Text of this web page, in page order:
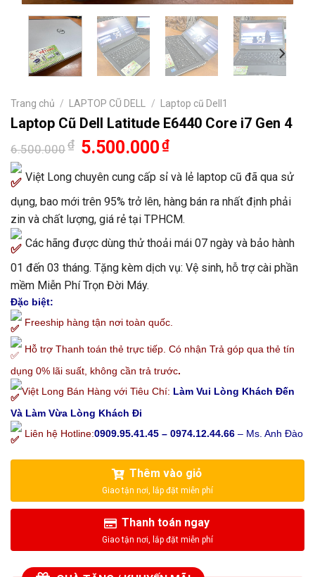
Trang chủ / LAPTOP CŨ DELL / Laptop cũ Dell1
Laptop Cũ Dell Latitude E6440 Core i7 Gen 4
6.500.000₫ Giá
gốc
6.500.000₫.
5.500.000₫Giá
là:
Việt Long chuyên cung cấp sỉ và lẻ laptop cũ đã qua sử
dụng, bao mới trên 95% trở lên, hàng bán ra nhất định phải
zin và chất lượng, giá rẻ tại TPHCM.
Các hãng được dùng thử thoải mái 07 ngày và bảo hành
01 đến 03 tháng. Tặng kèm dịch vụ: Vệ sinh, hỗ trợ cài phần
mềm Miễn Phí Trọn Đời Máy.
Đặc biệt:
Freeship hàng tận nơi toàn quốc.
Hỗ trợ Thanh toán thẻ trực tiếp. Có nhận Trả góp qua thẻ tín
dụng 0% lãi suất, không cần trả trước.
Việt Long Bán Hàng với Tiêu Chí: Làm Vui Lòng Khách Đến
Và Làm Vừa Lòng Khách Đi
Liên hệ Hotline:0909.95.41.45 – 0974.12.44.66 – Ms. Anh Đào
Thêm vào giỏ
Thanh toán ngay